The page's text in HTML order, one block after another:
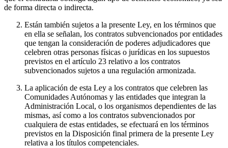
de forma directa o indirecta.
Están también sujetos a la presente Ley, en los términos que
en ella se señalan, los contratos subvencionados por entidades
que tengan la consideración de poderes adjudicadores que
celebren otras personas físicas o jurídicas en los supuestos
previstos en el artículo 23 relativo a los contratos
subvencionados sujetos a una regulación armonizada.
La aplicación de esta Ley a los contratos que celebren las
Comunidades Autónomas y las entidades que integran la
Administración Local, o los organismos dependientes de las
mismas, así como a los contratos subvencionados por
cualquiera de estas entidades, se efectuará en los términos
previstos en la Disposición final primera de la presente Ley
relativa a los títulos competenciales.